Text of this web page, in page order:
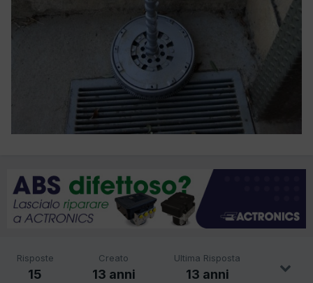
Risposte
15
Creato
13 anni
Ultima Risposta
13 anni